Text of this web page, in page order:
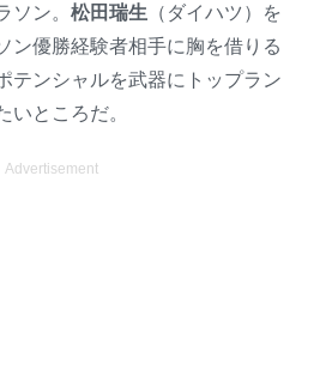
ソン。松田瑞生 （ダイハツ）を
ン優勝経験者相手に胸を借りる
テンシャルを武器にトップラン
いところだ。
Advertisement